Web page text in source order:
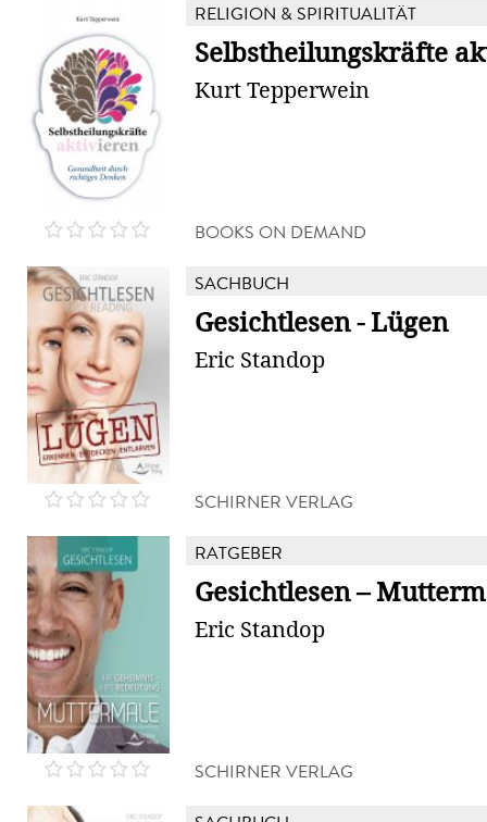
RELIGION & SPIRITUALITÄT
Selbstheilungskräfte
Kurt Tepperwein
BOOKS ON DEMAND
SACHBUCH
Gesichtlesen - Lügen
Eric Standop
SCHIRNER VERLAG
RATGEBER
Gesichtlesen –
Eric Standop
SCHIRNER VERLAG